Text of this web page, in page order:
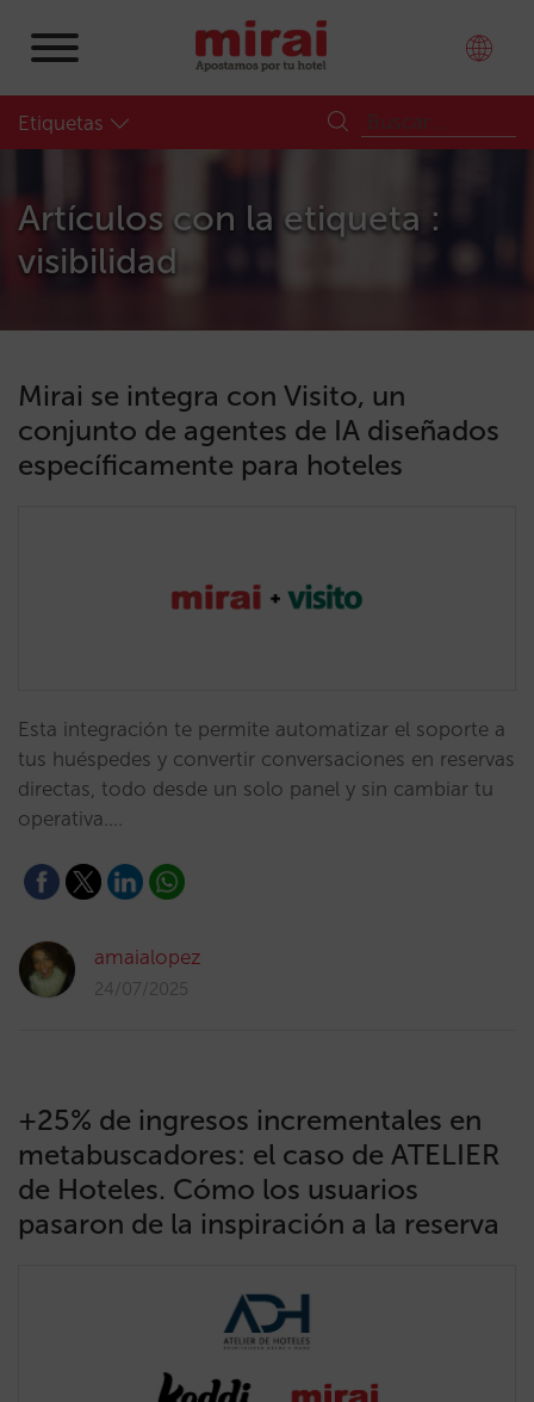
Etiquetas
Artículos con la etiqueta :
visibilidad
Mirai se integra con Visito, un
conjunto de agentes de IA diseñados
específicamente para hoteles
Esta integración te permite automatizar el soporte a
tus huéspedes y convertir conversaciones en reservas
directas, todo desde un solo panel y sin cambiar tu
operativa.…
amaialopez
24/07/2025
+25% de ingresos incrementales en
metabuscadores: el caso de ATELIER
de Hoteles. Cómo los usuarios
pasaron de la inspiración a la reserva